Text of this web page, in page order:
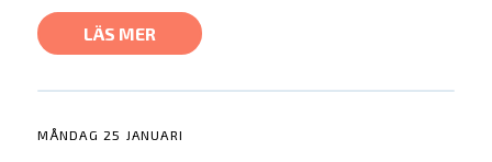
LÄS MER
MÅNDAG 25 JANUARI